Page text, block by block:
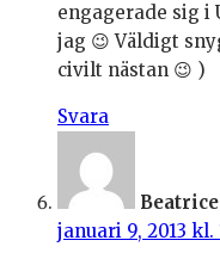
engagerade sig i
jag 😉 Väldigt
civilt nästan 😉 )
Svara
Beatrice
januari 9, 2013 kl.